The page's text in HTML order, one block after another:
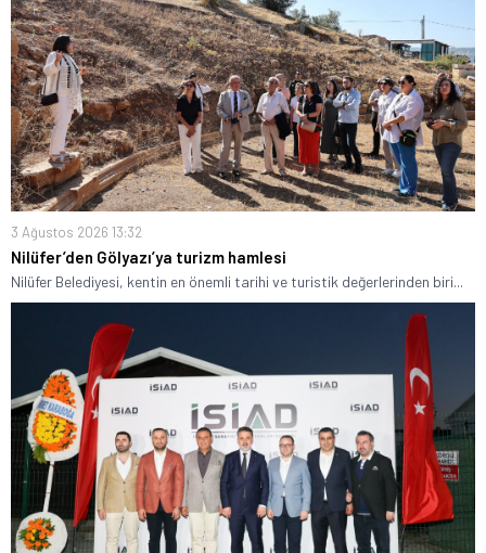
3 Ağustos 2026 13:32
Nilüfer’den Gölyazı’ya turizm hamlesi
Nilüfer Belediyesi, kentin en önemli tarihi ve turistik değerlerinden biri...